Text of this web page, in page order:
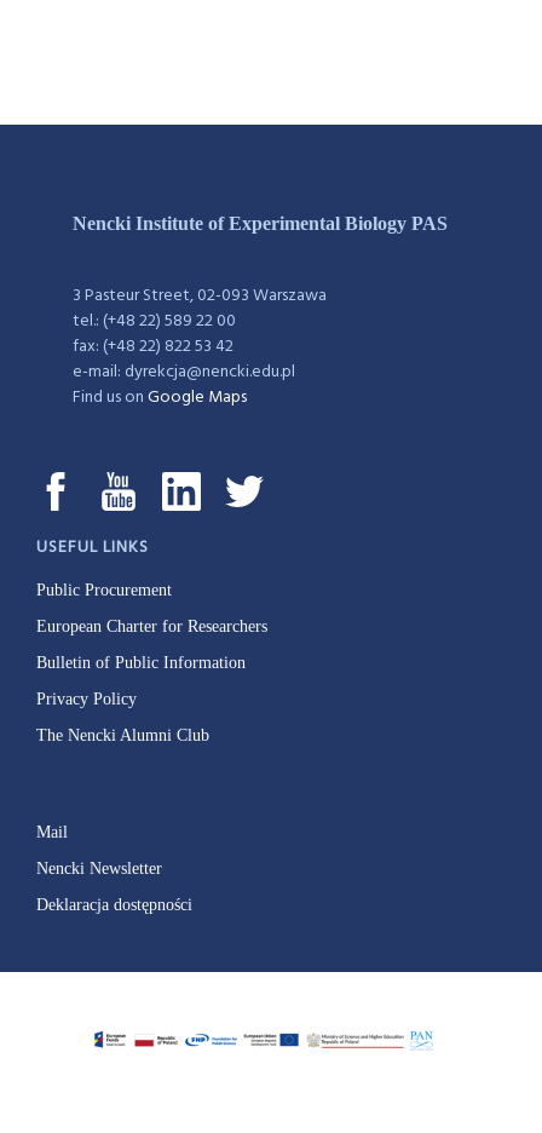
Nencki Institute of Experimental Biology PAS
3 Pasteur Street, 02-093 Warszawa
tel.: (+48 22) 589 22 00
fax: (+48 22) 822 53 42
e-mail: dyrekcja@nencki.edu.pl
Find us onGoogle Maps
USEFUL LINKS
Public Procurement
European Charter for Researchers
Bulletin of Public Information
Privacy Policy
The Nencki Alumni Club
Mail
Nencki Newsletter
Deklaracja dostępności